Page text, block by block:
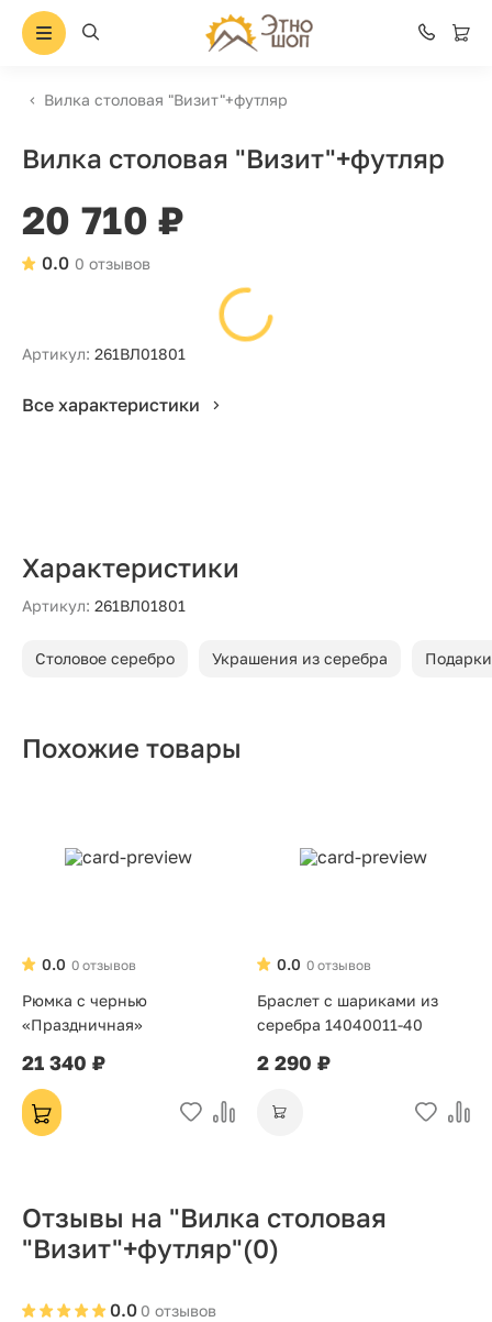
Вилка столовая "Визит"+футляр
Вилка столовая "Визит"+футляр
20 710 ₽
0 отзывов
0.0
Артикул: 261ВЛ01801
Все характеристики
Характеристики
Артикул: 261ВЛ01801
Столовое серебро Украшения из серебра
Похожие товары
0 отзывов
0.0
Рюмка с чернью
«Праздничная»
21 340 ₽
0 отзывов
0.0
Браслет с шариками из
серебра 14040011-40
2 290 ₽
Отзывы на "Вилка столовая
"Визит"+футляр"(0)
0 отзывов
0.0